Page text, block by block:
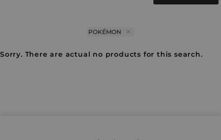
POKÉMON
Sorry. There are actual no products for this search.